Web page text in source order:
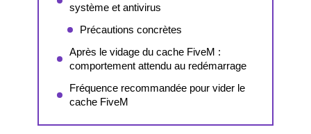
système et antivirus
Précautions concrètes
Après le vidage du cache FiveM :
comportement attendu au redémarrage
Fréquence recommandée pour vider le
cache FiveM